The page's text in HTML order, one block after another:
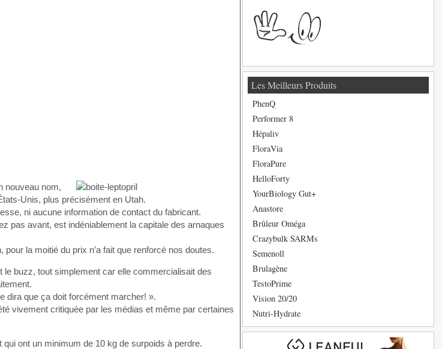
nouveau nom,
Unis, plus précisément en Utah.
ni aucune information de contact du fabricant.
pas avant, est indéniablement la capitale des arnaques
la moitié du prix n’a fait que renforcé nos doutes.
le buzz, tout simplement car elle commercialisait des
dira que ça doit forcément marcher! ».
vivement critiquée par les médias et même par certaines
ont un minimum de 10 kg de surpoids à perdre.
Les Meilleurs Produits
PhenQ
Performer 8
Hépaliv
FloraVia
FloraPure
HelloForty
YourBiology Gut+
Anastore
Brûleur Oméga
Crazybulk SARMs
Semenoll
Brulagène
TestoPrime
Vision 20/20
Nutri-Hydrate